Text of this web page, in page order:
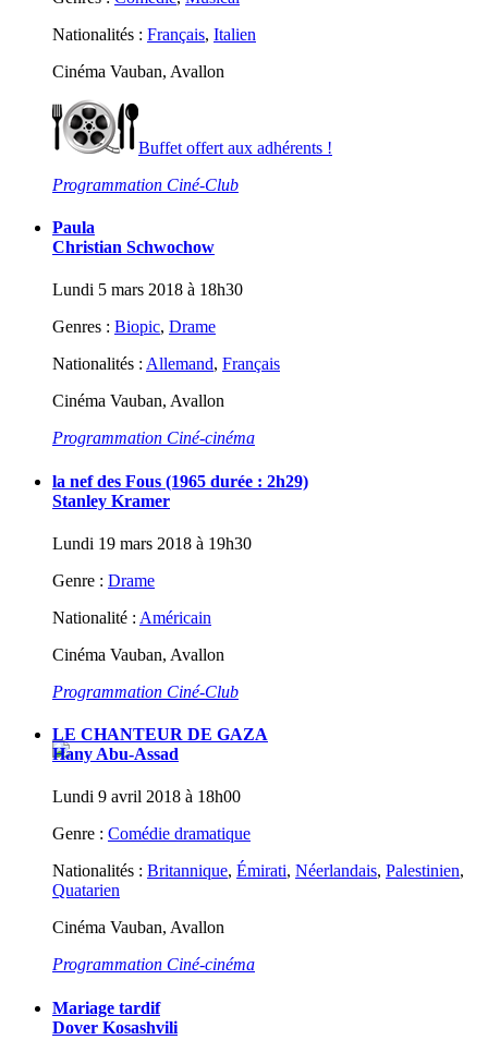
Nationalités : Français, Italien
Cinéma Vauban, Avallon
Buffet offert aux adhérents !
Programmation Ciné-Club
Paula
Christian Schwochow
Lundi 5 mars 2018 à 18h30
Genres : Biopic, Drame
Nationalités : Allemand, Français
Cinéma Vauban, Avallon
Programmation Ciné-cinéma
la nef des Fous (1965 durée : 2h29)
Stanley Kramer
Lundi 19 mars 2018 à 19h30
Genre : Drame
Nationalité : Américain
Cinéma Vauban, Avallon
Programmation Ciné-Club
LE CHANTEUR DE GAZA
Hany Abu-Assad
Lundi 9 avril 2018 à 18h00
Genre : Comédie dramatique
Nationalités : Britannique, Émirati, Néerlandais, Palestinien,
Quatarien
Cinéma Vauban, Avallon
Programmation Ciné-cinéma
Mariage tardif
Dover Kosashvili